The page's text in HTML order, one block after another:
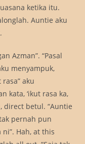
ketika itu.
Auntie aku
Azman”. “Pasal
menyampuk,
aku
kata, ‘ikut rasa ka,
direct betul. “Auntie
pernah pun
Hah, at this